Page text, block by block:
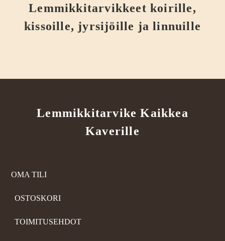
Lemmikkitarvikkeet koirille,
kissoille, jyrsijöille ja linnuille
Lemmikkitarvike Kaikkea
Kaverille
OMA TILI
OSTOSKORI
TOIMITUSEHDOT